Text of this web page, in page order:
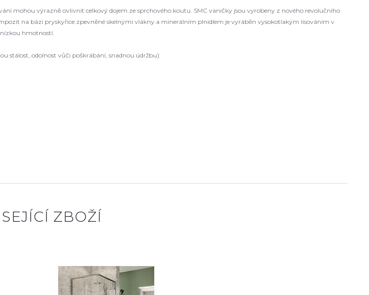
mohou výrazně ovlivnit celkový dojem ze sprchového koutu. SMC vaničky jsou vyrobeny z nového revolučního
na bázi pryskyřice zpevněné skelnými vlákny a minerálním plnidlem je vyráběn vysokotlakým lisováním v
hmotností.
stálost, odolnost vůči poškrábání, snadnou údržbu):
ZBOŽÍ